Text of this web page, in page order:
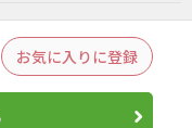
お気に入りに登録